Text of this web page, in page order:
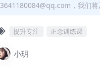
3641180084@qq.com，我们将
提升专注 正念训练课
小玥